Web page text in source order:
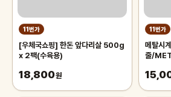
11번가
[우체국쇼핑] 한돈 앞다리살 500g
x 2팩(수육용)
18,800원
11번가
메탈시
줄/